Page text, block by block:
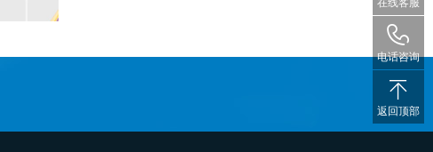
在线客服

电话咨询

返回顶部